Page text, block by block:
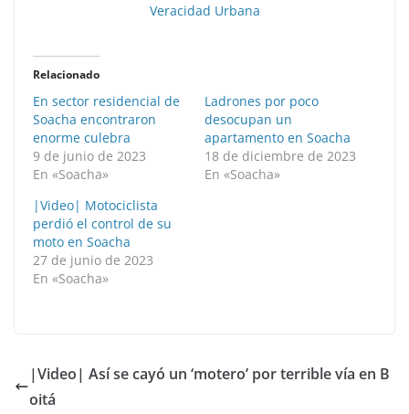
Veracidad Urbana
Relacionado
En sector residencial de
Soacha encontraron
enorme culebra
9 de junio de 2023
En «Soacha»
Ladrones por poco
desocupan un
apartamento en Soacha
18 de diciembre de 2023
En «Soacha»
|Video| Motociclista
perdió el control de su
moto en Soacha
27 de junio de 2023
En «Soacha»
|Video| Así se cayó un ‘motero’ por terrible vía en B
oitá